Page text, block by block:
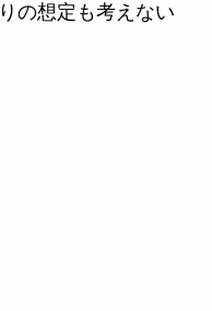
の想定も考えない